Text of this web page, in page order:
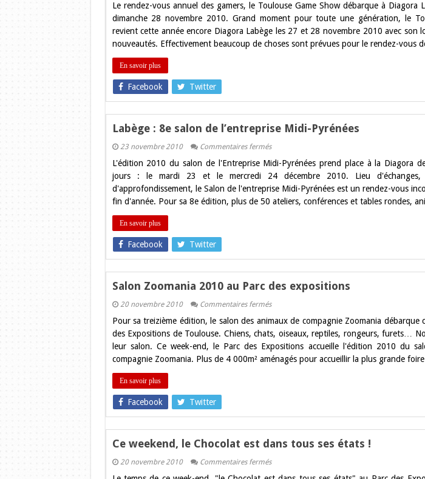
Game
Show
2010
ce
!
Le rendez-vous annuel des gamers, le Toulouse Game Show débarque à Diagora
dimanche 28 novembre 2010. Grand moment pour toute une génération, le
revient cette année encore Diagora Labège les 27 et 28 novembre 2010 avec son
nouveautés. Effectivement beaucoup de choses sont prévues pour le rendez-vous
En savoir plus
Facebook Twitter
Labège : 8e salon de l’entreprise Midi-Pyrénées
23 novembre 2010 Commentaires ferméssur
:
8e
salon
de
l’entreprise
Midi-
L'édition 2010 du salon de l'Entreprise Midi-Pyrénées prend place à la Diagora
jours : le mardi 23 et le mercredi 24 décembre 2010. Lieu d'échanges,
d'approfondissement, le Salon de l'entreprise Midi-Pyrénées est un rendez-vous
fin d'année. Pour sa 8e édition, plus de 50 ateliers, conférences et tables rondes,
En savoir plus
Facebook Twitter
Salon Zoomania 2010 au Parc des expositions
20 novembre 2010 Commentaires ferméssur
Zoomania
2010
au
Parc
des
expositions
Pour sa treizième édition, le salon des animaux de compagnie Zoomania débarque
des Expositions de Toulouse. Chiens, chats, oiseaux, reptiles, rongeurs, furets…
leur salon. Ce week-end, le Parc des Expositions accueille l'édition 2010 du
compagnie Zoomania. Plus de 4 000m² aménagés pour accueillir la plus grande foire
En savoir plus
Facebook Twitter
Ce weekend, le Chocolat est dans tous ses états !
20 novembre 2010 Commentaires ferméssur